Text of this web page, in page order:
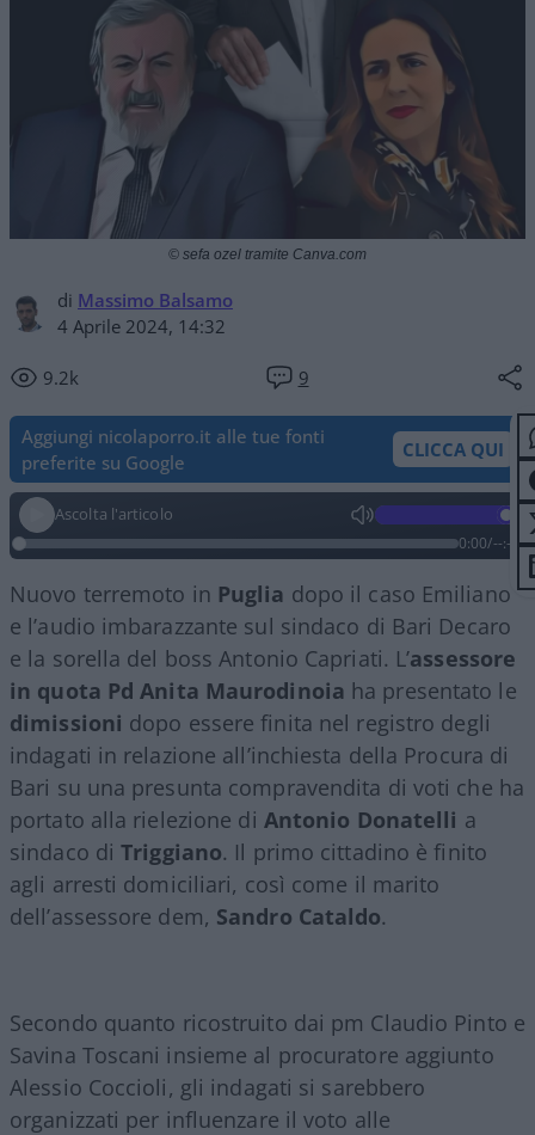
di Massimo Balsamo
4 Aprile 2024, 14:32
9.2k 9
© sefa ozel tramite Canva.com
Aggiungi nicolaporro.it alle tue fonti
preferite su Google
CLICCA QUI
Ascolta l'articolo
0:00/--:--
Nuovo terremoto in Puglia dopo il caso Emiliano
e l’audio imbarazzante sul sindaco di Bari Decaro
e la sorella del boss Antonio Capriati. L’assessore
in quota Pd Anita Maurodinoia ha presentato le
dimissioni dopo essere finita nel registro degli
indagati in relazione all’inchiesta della Procura di
Bari su una presunta compravendita di voti che ha
portato alla rielezione di Antonio Donatelli a
sindaco diTriggiano. Il primo cittadino è finito
agli arresti domiciliari, così come il marito
dell’assessore dem, Sandro Cataldo.
Secondo quanto ricostruito dai pm Claudio Pinto e
Savina Toscani insieme al procuratore aggiunto
Alessio Coccioli, gli indagati si sarebbero
organizzati per influenzare il voto alle